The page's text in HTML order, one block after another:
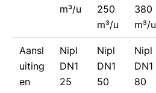
m³/u
250
m³/u
380
m³/u
Aansl
uiting
en
Nipl
DN1
25
Nipl
DN1
50
Nipl
DN1
80